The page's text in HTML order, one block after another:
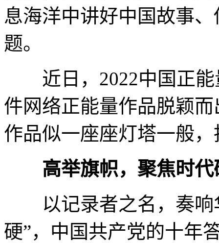
息海洋中讲好中国故事
题。
近日，2022中国正能
件网络正能量作品脱颖
作品似一座座灯塔一般
高举旗帜，聚焦时
以记录者之名，奏响
硬”，中国共产党的十年